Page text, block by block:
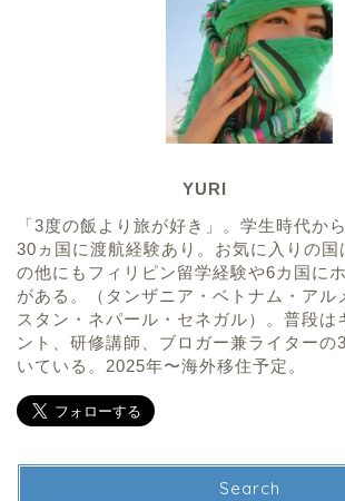
YURI
「3度の飯より旅が好き」。学生時代か
30ヵ国に渡航経験あり。お気に入りの国
の他にもフィリピン留学経験や6カ国に
がある。（タンザニア・ベトナム・アル
スタン・ネパール・セネガル）。普段は
ント、研修講師、ブロガー兼ライターの
いている。2025年〜海外移住予定。
Search